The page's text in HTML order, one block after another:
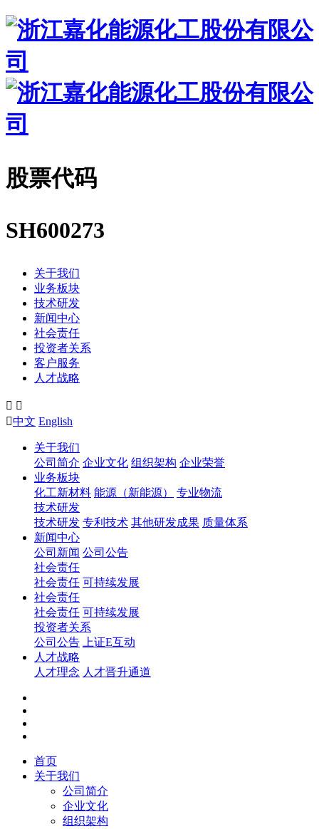
股票代码
SH600273
关于我们
业务板块
技术研发
新闻中心
社会责任
投资者关系
客户服务
人才战略
 
中文 English
关于我们
公司简介 企业文化 组织架构 企业荣誉
业务板块
化工新材料 能源（新能源）
专业物流
技术研发
技术研发 专利技术 其他研发成果 质量体系
新闻中心
公司新闻 公司公告
社会责任
社会责任 可持续发展
社会责任
社会责任 可持续发展
投资者关系
公司公告 上证E互动
人才战略
人才理念 人才晋升通道
首页
关于我们
公司简介
企业文化
组织架构